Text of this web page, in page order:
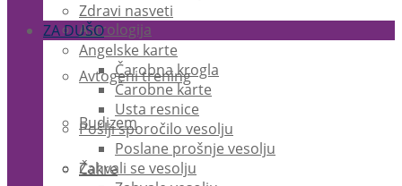
Astrologija
Avtogeni trening
Budizem
Čakre
Zdravi nasveti
ZA DUŠO
Angelske karte
Čarobna krogla
Čarobne karte
Usta resnice
Pošlji sporočilo vesolju
Poslane prošnje vesolju
Zahvali se vesolju